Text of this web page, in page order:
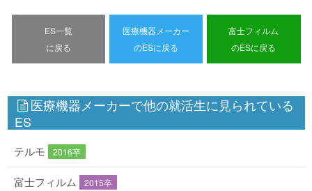
ES一覧
に戻る
医療機器メーカー
のESに戻る
富士フィルム
のESに戻る
医療機器メーカーで他の就活生に見られている
ES
テルモ 2016卒
富士フィルム 2015卒